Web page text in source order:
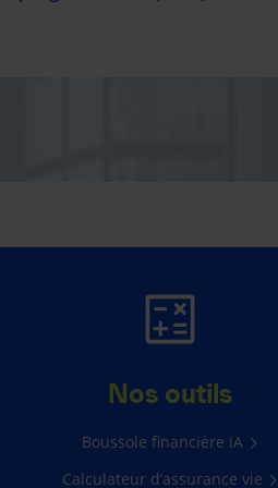
5 000 $,
FACILE!
suffit de vous connecter à
Nos outils
Boussole financière iA
Calculateur d’assurance vie